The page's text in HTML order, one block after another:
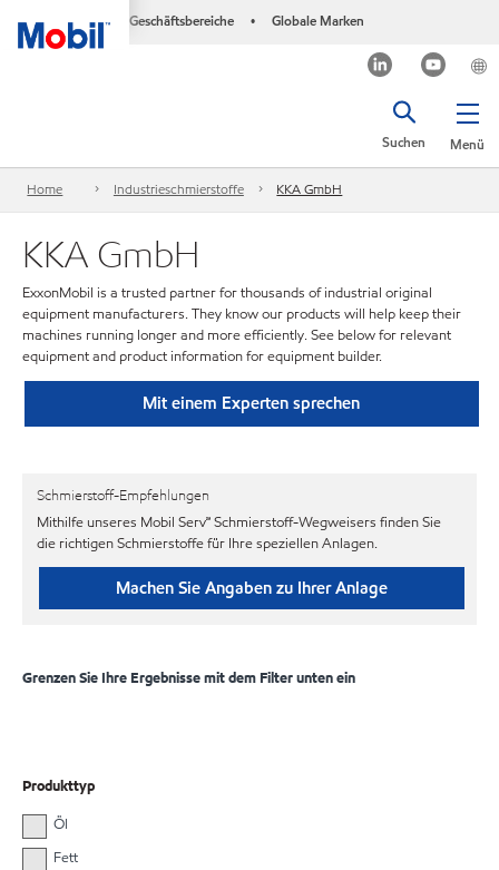
Geschäftsbereiche • Globale Marken
Menü
Suchen
Home Industrieschmierstoffe KKA GmbH
KKA GmbH
ExxonMobil is a trusted partner for thousands of industrial original
equipment manufacturers. They know our products will help keep their
machines running longer and more efficiently. See below for relevant
equipment and product information for equipment builder.
Mit einem Experten sprechen
Schmierstoff-Empfehlungen
Mithilfe unseres Mobil Serv℠ Schmierstoff-Wegweisers finden Sie
die richtigen Schmierstoffe für Ihre speziellen Anlagen.
Machen Sie Angaben zu Ihrer Anlage
Grenzen Sie Ihre Ergebnisse mit dem Filter unten ein
Produkttyp
Öl
Fett